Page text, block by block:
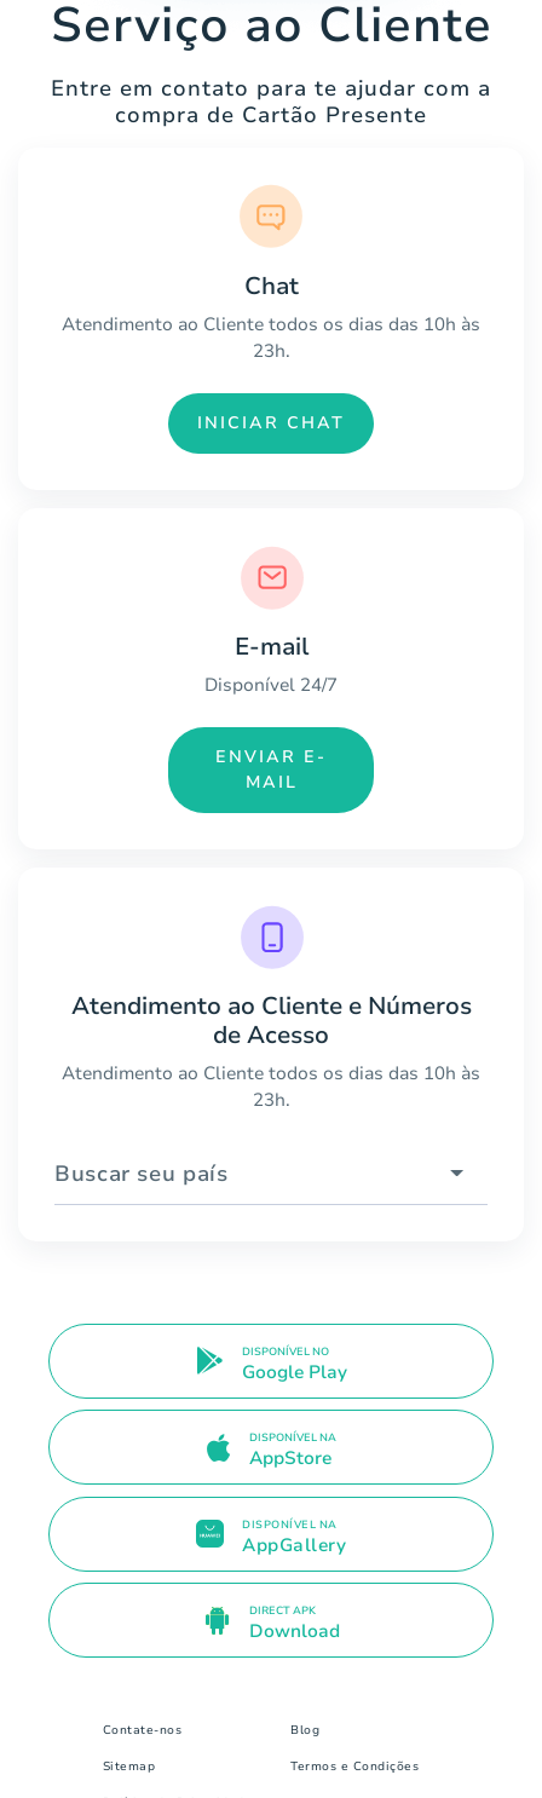
Serviço ao Cliente
Entre em contato para te ajudar com a
compra de Cartão Presente
Chat
Atendimento ao Cliente todos os dias das 10h às
23h.
INICIAR CHAT
E-mail
Disponível 24/7
ENVIAR E-
MAIL
Atendimento ao Cliente e Números
de Acesso
Atendimento ao Cliente todos os dias das 10h às
23h.
Buscar seu país
DISPONÍVEL NO
Google Play
DISPONÍVEL NA
AppStore
DISPONÍVEL NA
AppGallery
DIRECT APK
Download
Contate-nos Blog
Sitemap Termos e Condições